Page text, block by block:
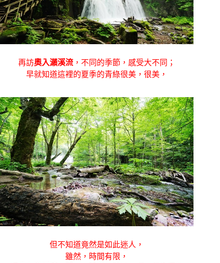
再訪奧入瀨溪流 ，不同的季節，感受大不同；
早就知道這裡的夏季的青綠很美，很美，
但不知道竟然是如此迷人，
雖然，時間有限，